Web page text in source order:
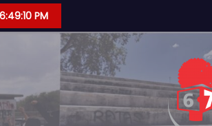
6:49:11 PM